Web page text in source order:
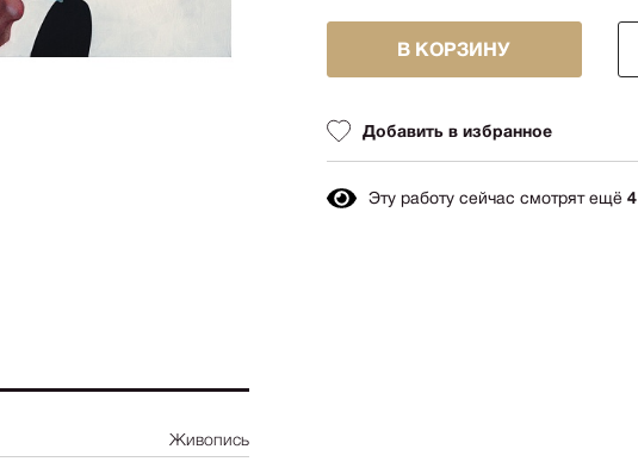
Цветы
Символизм
Авангард
Абстракционизм
импрессионизм
Живопись
В КОРЗИНУ
Добавить в избранное
Эту работу сейчас смотрят ещё 4